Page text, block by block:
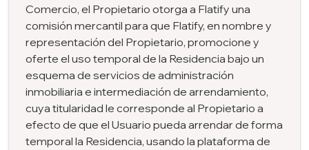
Comercio, el Propietario otorga a Flatify una
comisión mercantil para que Flatify, en nombre y
representación del Propietario, promocione y
oferte el uso temporal de la Residencia bajo un
esquema de servicios de administración
inmobiliaria e intermediación de arrendamiento,
cuya titularidad le corresponde al Propietario a
efecto de que el Usuario pueda arrendar de forma
temporal la Residencia, usando la plataforma de